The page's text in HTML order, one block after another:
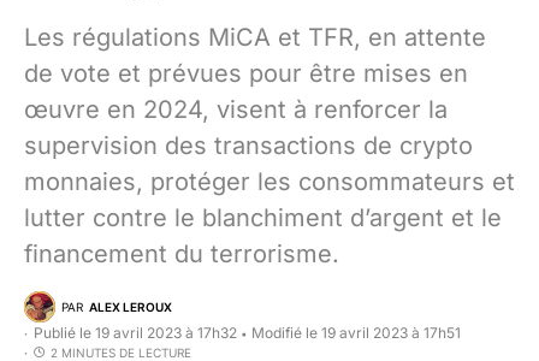
Les régulations MiCA et TFR, en attente
de vote et prévues pour être mises en
œuvre en 2024, visent à renforcer la
supervision des transactions de crypto
monnaies, protéger les consommateurs et
lutter contre le blanchiment d’argent et le
financement du terrorisme.
PAR ALEX LEROUX
Publié le 19 avril 2023 à 17h32 • Modifié le 19 avril 2023 à 17h51
2 MINUTES DE LECTURE